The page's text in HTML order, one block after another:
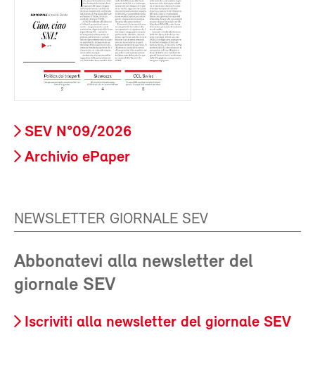
SEV N°09/2026
Archivio ePaper
NEWSLETTER GIORNALE SEV
Abbonatevi alla newsletter del
giornale SEV
Iscriviti alla newsletter del giornale SEV